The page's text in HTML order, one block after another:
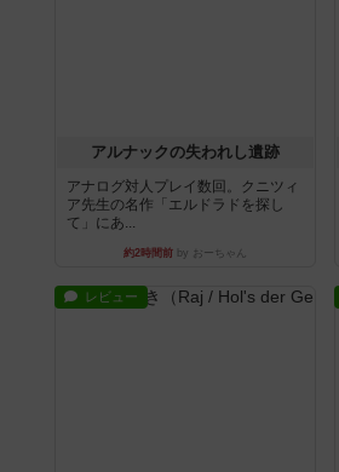
アルナックの失われし遺跡
アナログ対人プレイ数回。クニツィ
ア先生の名作「エルドラドを探し
て」にあ...
約2時間前 by おーちゃん
レビュー